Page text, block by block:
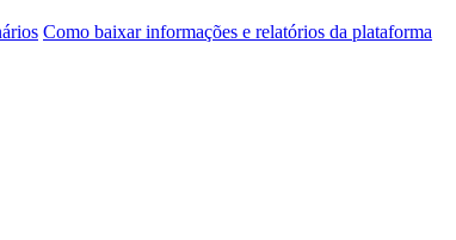
Como baixar informações e relatórios da plataforma